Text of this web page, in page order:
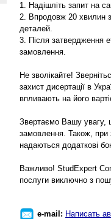
1. Надішліть запит на
2. Впродовж 20 хвилин
деталей.
3. Після затвердження
замовлення.
Не зволікайте!
захист дисертації в
впливають на його
Звертаємо Вашу увагу,
замовлення. Також, при
надаються додаткові
Важливо! StudExpert
послуги виключно з
e-mail: Написать